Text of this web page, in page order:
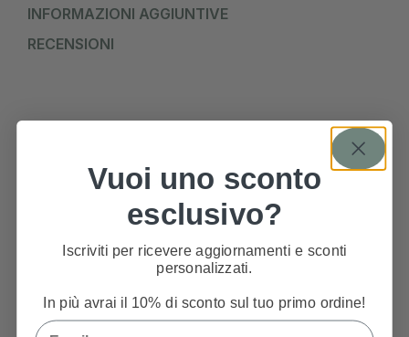
INFORMAZIONI AGGIUNTIVE
RECENSIONI
PRODOTTI CORRELATI
Vuoi uno sconto
esclusivo?
Iscriviti per ricevere aggiornamenti e sconti
personalizzati.
In più avrai il 10% di sconto sul tuo primo ordine!
Email